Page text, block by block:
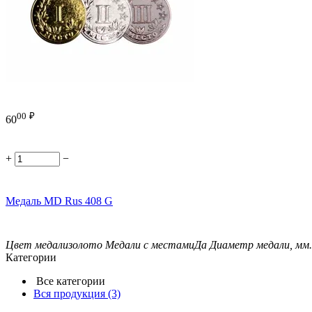
6000 ₽
+ −
Медаль MD Rus 408 G
Цвет медализолото Медали с местамиДа Диаметр медали, мм.
Категории
Все категории
Вся продукция (3)